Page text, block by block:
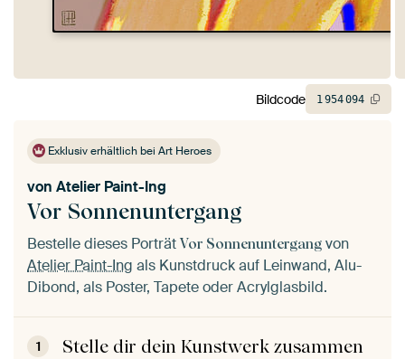
Exklusiv erhältlich bei Art Heroes
Vor Sonnenuntergang
von Atelier Paint-Ing
Bestelle dieses Porträt Vor Sonnenuntergang von
Atelier Paint-Ing als Kunstdruck auf Leinwand, Alu-
Dibond, als Poster, Tapete oder Acrylglasbild.
1 Stelle dir dein Kunstwerk zusammen
Bildcode 1954094